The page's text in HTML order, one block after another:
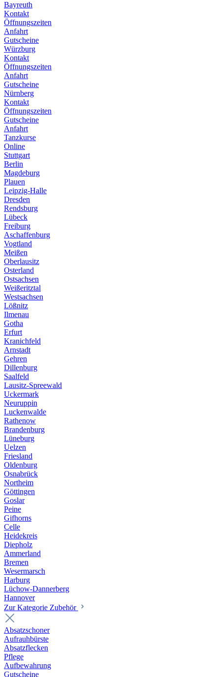
Bayreuth
Kontakt
Öffnungszeiten
Anfahrt
Gutscheine
Würzburg
Kontakt
Öffnungszeiten
Anfahrt
Gutscheine
Nürnberg
Kontakt
Öffnungszeiten
Gutscheine
Anfahrt
Tanzkurse
Online
Stuttgart
Berlin
Magdeburg
Plauen
Leipzig-Halle
Dresden
Rendsburg
Lübeck
Freiburg
Aschaffenburg
Vogtland
Meißen
Oberlausitz
Osterland
Ostsachsen
Weißeritztal
Westsachsen
Lößnitz
Ilmenau
Gotha
Erfurt
Kranichfeld
Arnstadt
Gehren
Dillenburg
Saalfeld
Lausitz-Spreewald
Uckermark
Neuruppin
Luckenwalde
Rathenow
Brandenburg
Lüneburg
Uelzen
Friesland
Oldenburg
Osnabrück
Northeim
Göttingen
Goslar
Peine
Gifhorns
Celle
Heidekreis
Diepholz
Ammerland
Bremen
Wesermarsch
Harburg
Lüchow-Dannerberg
Hannover
Zur Kategorie Zubehör
Absatzschoner
Aufrauhbürste
Absatzflecken
Pflege
Aufbewahrung
Gutscheine